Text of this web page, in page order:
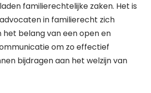
familierechtelijke zaken. Het is
in familierecht zich
het belang van een open en
om zo effectief
bijdragen aan het welzijn van